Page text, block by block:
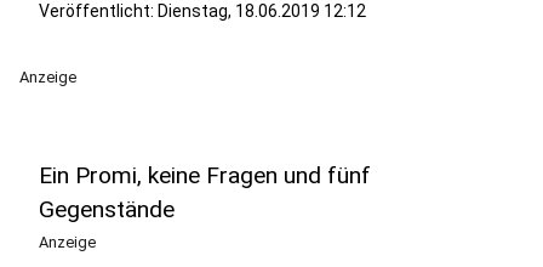
Veröffentlicht: Dienstag, 18.06.2019 12:12
Anzeige
Ein Promi, keine Fragen und fünf
Gegenstände
Anzeige